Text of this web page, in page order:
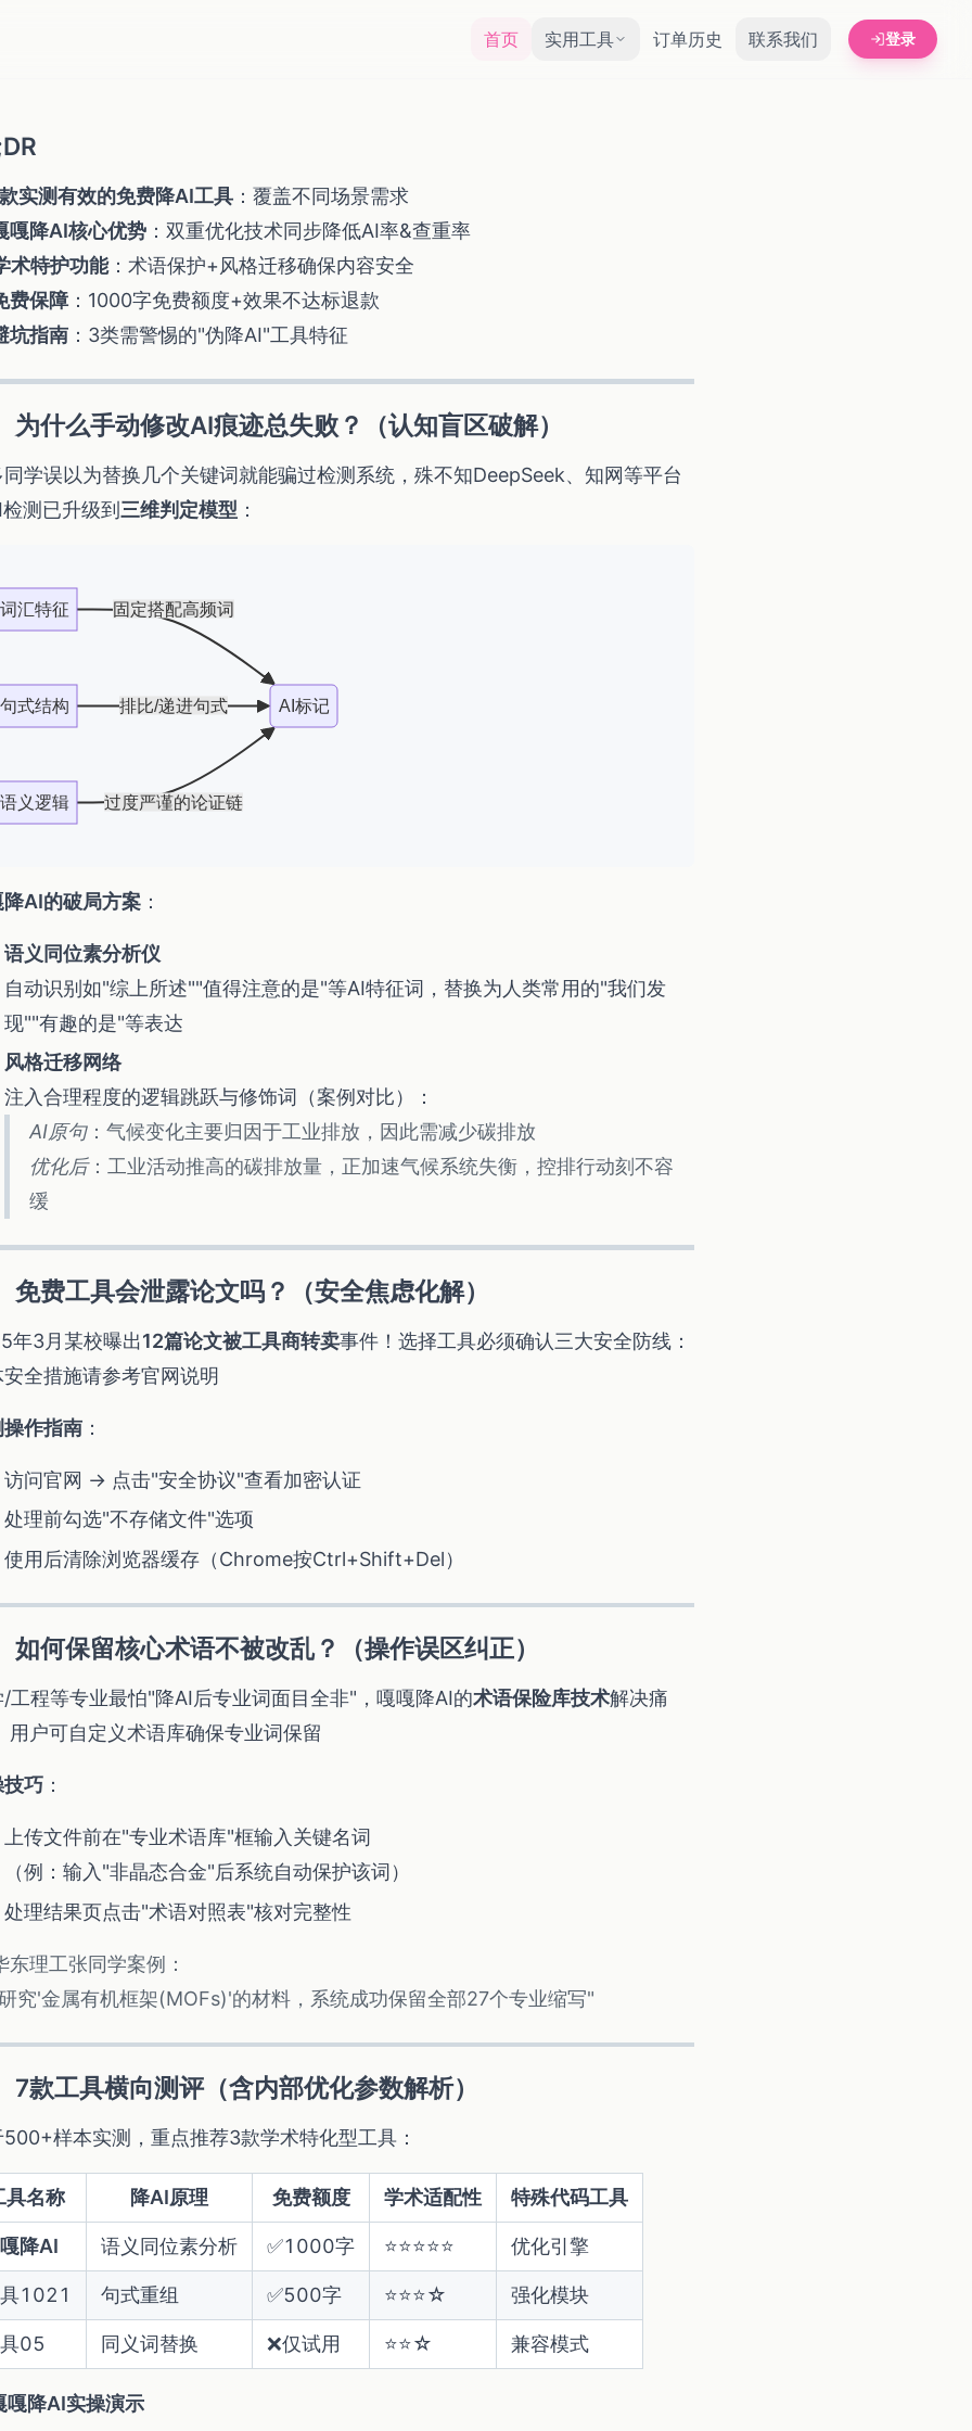
首页 实用工具 订单历史 联系我们 登录
实测有效的免费降AI工具 ：覆盖不同场景需求
嘎降AI核心优势 ：双重优化技术同步降低AI率&查重率
术特护功能：术语保护+风格迁移确保内容安全
费保障：1000字免费额度+效果不达标退款
坑指南 ：3类需警惕的"伪降AI"工具特征
为什么手动修改AI痕迹总失败？（认知盲区破解）
学误以为替换几个关键词就能骗过检测系统，殊不知DeepSeek、知网等平台
测已升级到三维判定模型 ：
固定搭配高频词
排比/递进句式
过度严谨的论证链
词汇特征
AI标记
句式结构
语义逻辑
降AI的破局方案 ：
语义同位素分析仪
自动识别如"综上所述""值得注意的是"等AI特征词，替换为人类常用的"我们发
现""有趣的是"等表达
风格迁移网络
注入合理程度的逻辑跳跃与修饰词（案例对比）：
AI原句：气候变化主要归因于工业排放，因此需减少碳排放
优化后：工业活动推高的碳排放量，正加速气候系统失衡，控排行动刻不容
缓
免费工具会泄露论文吗？（安全焦虑化解）
年3月某校曝出12篇论文被工具商转卖事件！选择工具必须确认三大安全防线：
全措施请参考官网说明
操作指南 ：
访问官网 → 点击"安全协议"查看加密认证
处理前勾选"不存储文件"选项
使用后清除浏览器缓存（Chrome按Ctrl+Shift+Del）
如何保留核心术语不被改乱？（操作误区纠正）
/工程等专业最怕"降AI后专业词面目全非"，嘎嘎降AI的术语保险库技术解决痛
用户可自定义术语库确保专业词保留
技巧 ：
上传文件前在"专业术语库"框输入关键名词
（例：输入"非晶态合金"后系统自动保护该词）
处理结果页点击"术语对照表"核对完整性
东理工张同学案例：
究'金属有机框架(MOFs)'的材料，系统成功保留全部27个专业缩写"
7款工具横向测评（含内部优化参数解析）
样本实测，重点推荐3款学术特化型工具：
具名称 降AI原理 免费额度 学术适配性 特殊代码工具
降AI 语义同位素分析 ✅1000字 ⭐⭐⭐⭐⭐ 优化引擎
1021 句式重组 ✅500字 ⭐⭐⭐☆ 强化模块
05 同义词替换 ❌仅试用 ⭐⭐☆ 兼容模式
嘎降AI实操演示